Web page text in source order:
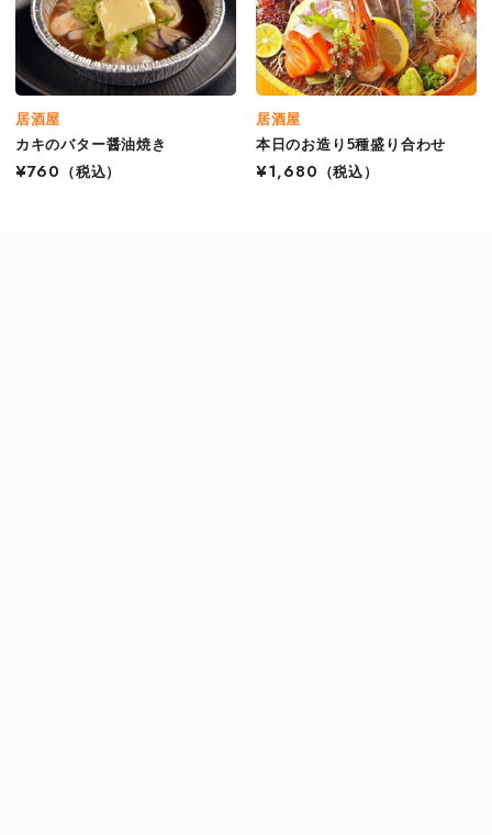
居酒屋
カキのバター醤油焼き
¥760
（税込）
居酒屋
本日のお造り5種盛り合わせ
¥1,680
（税込）